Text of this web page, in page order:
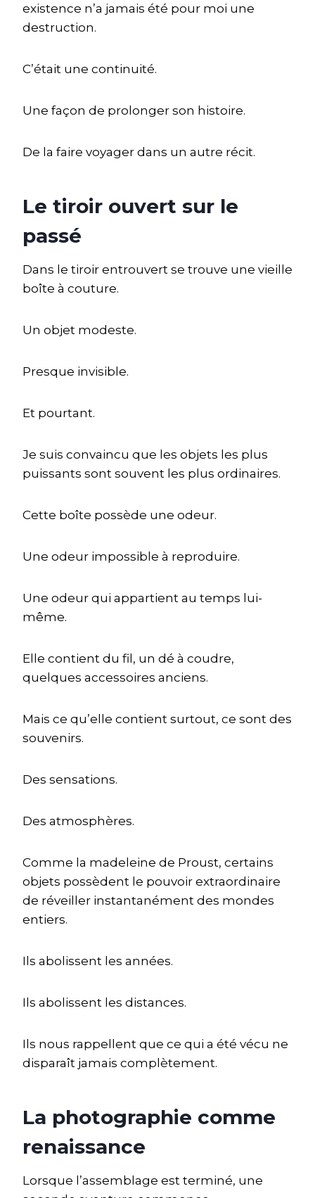
existence n’a jamais été pour moi une
destruction.
C’était une continuité.
Une façon de prolonger son histoire.
De la faire voyager dans un autre récit.
Le tiroir ouvert sur le
passé
Dans le tiroir entrouvert se trouve une vieille
boîte à couture.
Un objet modeste.
Presque invisible.
Et pourtant.
Je suis convaincu que les objets les plus
puissants sont souvent les plus ordinaires.
Cette boîte possède une odeur.
Une odeur impossible à reproduire.
Une odeur qui appartient au temps lui-
même.
Elle contient du fil, un dé à coudre,
quelques accessoires anciens.
Mais ce qu’elle contient surtout, ce sont des
souvenirs.
Des sensations.
Des atmosphères.
Comme la madeleine de Proust, certains
objets possèdent le pouvoir extraordinaire
de réveiller instantanément des mondes
entiers.
Ils abolissent les années.
Ils abolissent les distances.
Ils nous rappellent que ce qui a été vécu ne
disparaît jamais complètement.
La photographie comme
renaissance
Lorsque l’assemblage est terminé, une